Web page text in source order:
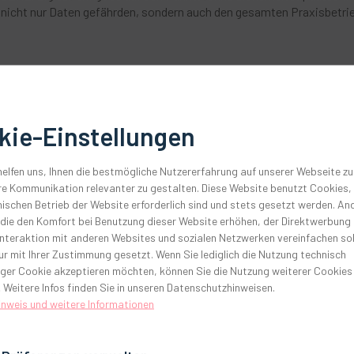
nur Daten gefährden, sondern auch den gesamten
eigenständig durchzuführen, sofern die Hardware nicht zu alt für
Viele Geräte – von der Behandlungseinheit über
miteinander verknüpft.
nicht mehr miteinander kommunizieren oder wichtige
IT-Umstieg spart im Zweifel Zeit, Geld und Nerven, denn Sie:
und reduziert die Zeit, in der Behandlungszimmer oder
Einstellungen
uns, Ihnen die bestmögliche Nutzererfahrung auf unserer Webseite
Kommunikation relevanter zu gestalten. Diese Website benutzt
Betrieb der Website erforderlich sind und stets gesetzt werden.
den Komfort bei Benutzung dieser Website erhöhen, der Direktwerbung
mit anderen Websites und sozialen Netzwerken vereinfachen
mit Ihrer Zustimmung gesetzt. Wenn Sie lediglich die Nutzung technisch
Cookie akzeptieren möchten, können Sie die Nutzung weiterer Cookies
Weitere Infos finden Sie in unseren Datenschutzhinweisen.
und weitere Informationen